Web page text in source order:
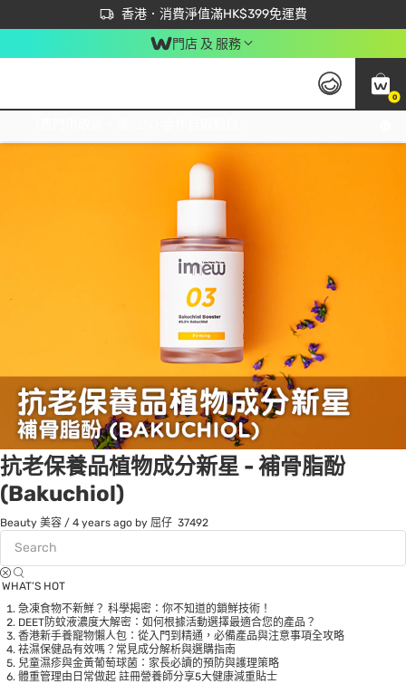
香港．消費淨值滿HK$399免運費
立即成為易賞錢會員盡享獨家優惠
首次APP下單買滿$450 輸入 NEWAPP 即減$50
門店 及 服務
0
Tag:皮膚刺激1 item(s) found
抗老保養品植物成分新星 - 補⾻脂酚
(Bakuchiol)
Beauty 美容 / 4 years ago by 屈仔 37492
WHAT’S HOT
急凍食物不新鮮？ 科學揭密：你不知道的鎖鮮技術！
DEET防蚊液濃度大解密：如何根據活動選擇最適合您的產品？
香港新手養寵物懶人包：從入門到精通，必備產品與注意事項全攻略
袪濕保健品有效嗎？常見成分解析與選購指南
兒童濕疹與金黃葡萄球菌：家長必讀的預防與護理策略
體重管理由日常做起 註冊營養師分享5大健康減重貼士